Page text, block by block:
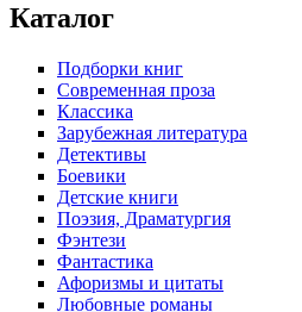
Каталог
Подборки книг
Современная проза
Классика
Зарубежная литература
Детективы
Боевики
Детские книги
Поэзия, Драматургия
Фэнтези
Фантастика
Афоризмы и цитаты
Любовные романы